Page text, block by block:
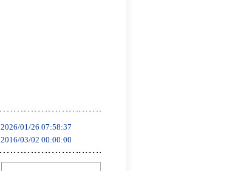
2026/01/26 07:58:37
2016/03/02 00:00:00